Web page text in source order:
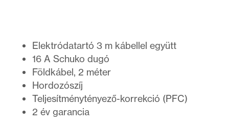
Elektródatartó 3 m kábellel együtt
16 A Schuko dugó
Földkábel, 2 méter
Hordozószíj
Teljesítménytényező-korrekció (PFC)
2 év garancia